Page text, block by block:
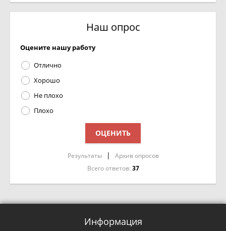
Наш опрос
Оцените нашу работу
Отлично
Хорошо
Не плохо
Плохо
Результаты |
Архив опросов
Всего ответов: 37
Информация